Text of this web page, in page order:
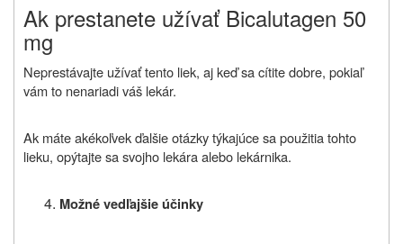
Ak prestanete užívať Bicalutagen 50
mg
Neprestávajte užívať tento liek, aj keď sa cítite dobre, pokiaľ
vám to nenariadi váš lekár.
Ak máte akékoľvek ďalšie otázky týkajúce sa použitia tohto
lieku, opýtajte sa svojho lekára alebo lekárnika.
Možné vedľajšie účinky